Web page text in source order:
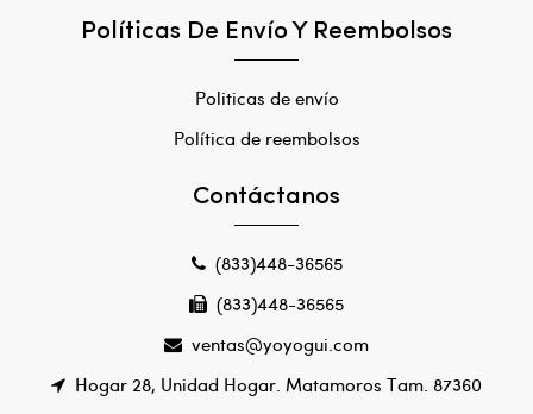
Políticas De Envío Y Reembolsos
Politicas de envío
Política de reembolsos
Contáctanos
(833)448-36565
(833)448-36565
ventas@yoyogui.com
Hogar 28, Unidad Hogar. Matamoros Tam. 87360